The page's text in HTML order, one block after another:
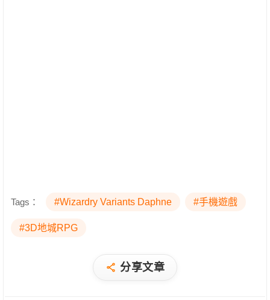
Tags： #Wizardry Variants Daphne #手機遊戲
#3D地城RPG
分享文章